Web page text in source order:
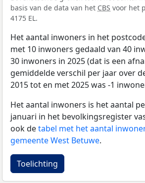
basis van de data van het CBS voor het
4175 EL.
Het aantal inwoners in het
met 10 inwoners gedaald van 40
30 inwoners in 2025 (dat is een
gemiddelde verschil per jaar over
2015 tot en met 2025 was -1
Het aantal inwoners is het aantal
januari in het bevolkingsregister
ook detabel met het aantal
gemeente West Betuwe.
Toelichting